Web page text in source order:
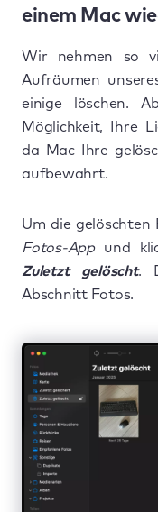
einem Mac
Wir nehmen so
Aufräumen
einige löschen.
Möglichkeit, Ihre
da Mac Ihre
aufbewahrt.
Um die gelöschten
Fotos-Appund
Zuletzt gelöscht.
Abschnitt Fotos.